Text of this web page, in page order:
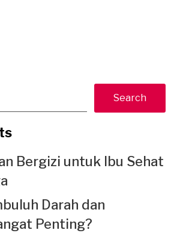
Search
Bergizi untuk Ibu Sehat
Darah dan
Penting?